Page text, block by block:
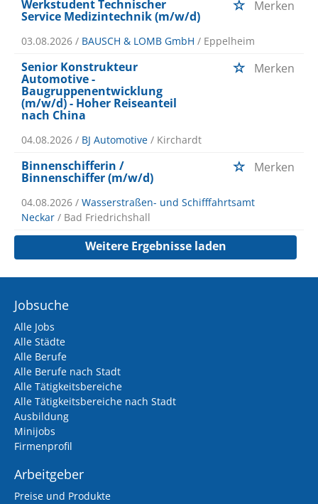
Werkstudent Technischer
Service Medizintechnik (m/w/d)
Merken
03.08.2026 / BAUSCH & LOMB GmbH / Eppelheim
Senior Konstrukteur
Automotive -
Baugruppenentwicklung
(m/w/d) - Hoher Reiseanteil
nach China
Merken
04.08.2026 / BJ Automotive / Kirchardt
Binnenschifferin /
Binnenschiffer (m/w/d)
Merken
04.08.2026 / Wasserstraßen- und Schifffahrtsamt
Neckar / Bad Friedrichshall
Weitere Ergebnisse laden
Jobsuche
Alle Jobs
Alle Städte
Alle Berufe
Alle Berufe nach Stadt
Alle Tätigkeitsbereiche
Alle Tätigkeitsbereiche nach Stadt
Ausbildung
Minijobs
Firmenprofil
Arbeitgeber
Preise und Produkte